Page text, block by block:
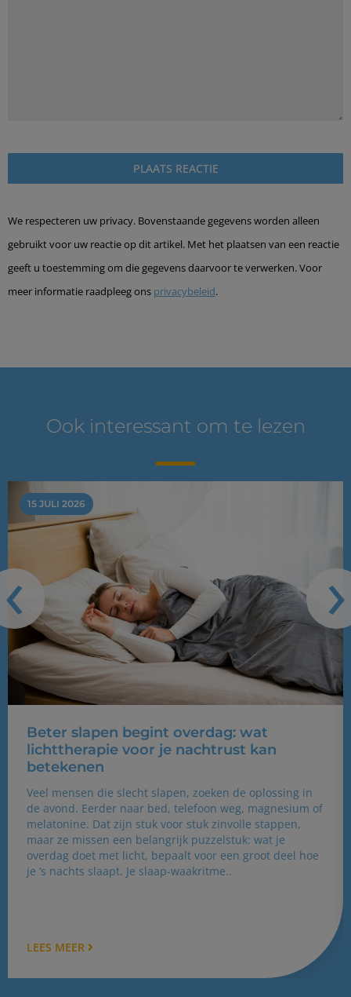
We respecteren uw privacy. Bovenstaande gegevens worden alleen
gebruikt voor uw reactie op dit artikel. Met het plaatsen van een reactie
geeft u toestemming om die gegevens daarvoor te verwerken. Voor
meer informatie raadpleeg ons privacybeleid.
Ook interessant om te lezen
15 JULI 2026
Beter slapen begint overdag: wat
lichttherapie voor je nachtrust kan
betekenen
Veel mensen die slecht slapen, zoeken de oplossing in
de avond. Eerder naar bed, telefoon weg, magnesium of
melatonine. Dat zijn stuk voor stuk zinvolle stappen,
maar ze missen een belangrijk puzzelstuk: wat je
overdag doet met licht, bepaalt voor een groot deel hoe
je ‘s nachts slaapt. Je slaap-waakritme..
LEES MEER
‹ ›